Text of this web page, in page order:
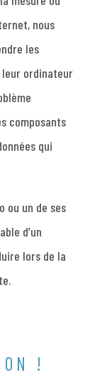
nous
les
ordinateur
composants
qui
ou un de ses
d’un
lors de la
!